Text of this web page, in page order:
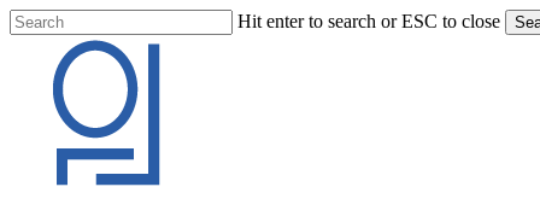
Skip
to
content
Hit enter to search or ESC to close
Search